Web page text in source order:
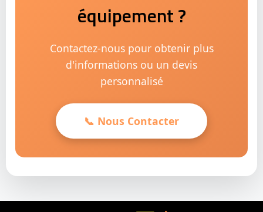
équipement ?
Contactez-nous pour obtenir plus
d'informations ou un devis
personnalisé
📞 Nous Contacter